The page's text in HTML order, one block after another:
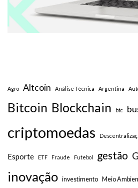
Agro Altcoin Análise Técnica Argentina
Bitcoin Blockchain btc
criptomoedas
Esporte ETF Fraude Futebol gestão
inovação investimento Meio